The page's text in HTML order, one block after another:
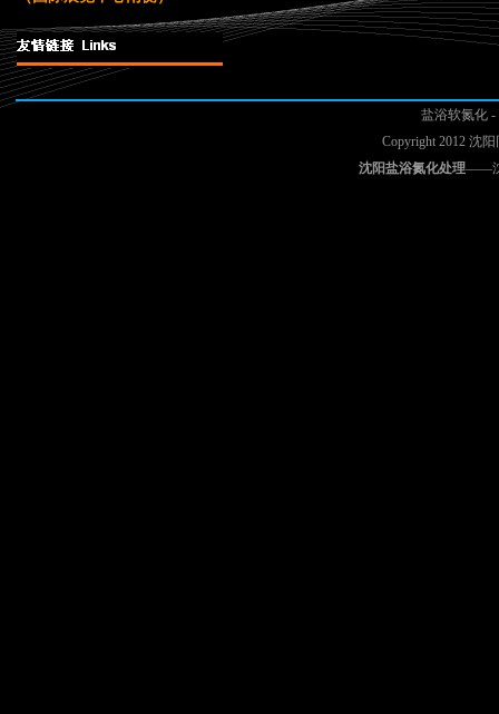
盐浴软氮化-
Copyright 2012 沈
沈阳盐浴氮化处理——沈